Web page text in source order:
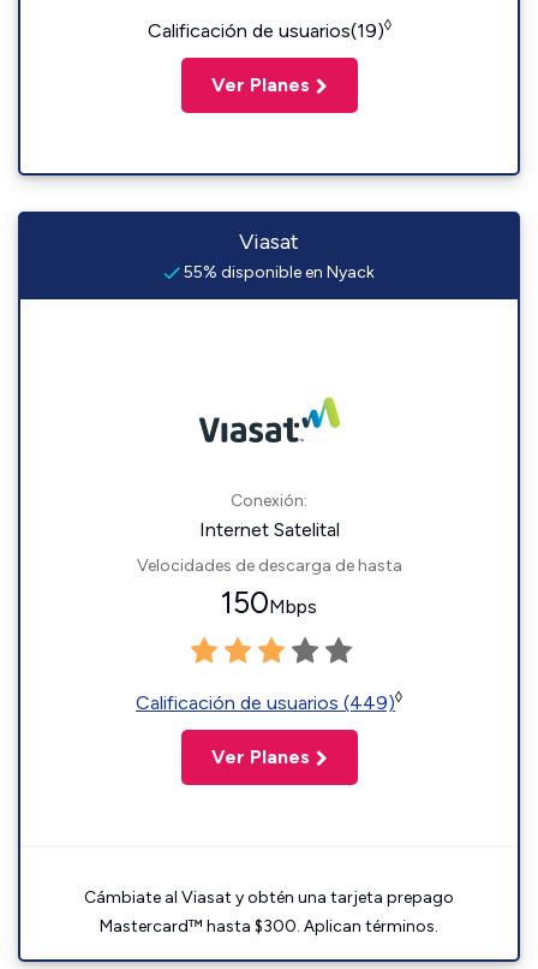
Calificación de usuarios(19)◊
Ver Planes
Viasat
55% disponible en Nyack
Conexión:
Internet Satelital
Velocidades de descarga de hasta
150Mbps
Calificación de usuarios (449)◊
Ver Planes
Cámbiate al Viasat y obtén una tarjeta prepago
Mastercard™ hasta $300. Aplican términos.